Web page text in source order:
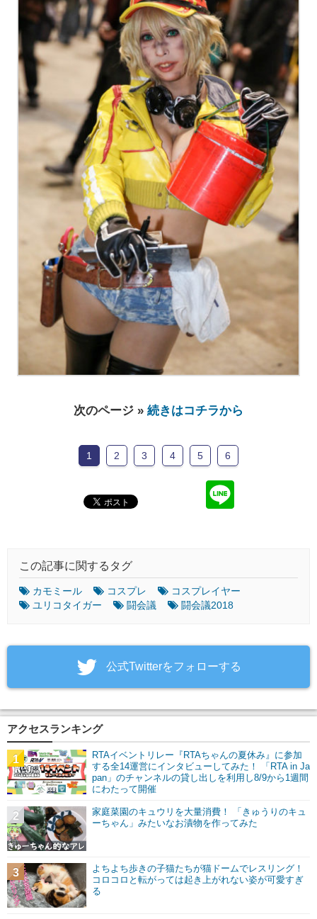
次のページ » 続きはコチラから
1 2 3 4 5 6
この記事に関するタグ
カモミール コスプレ
コスプレイヤー
ユリコタイガー
闘会議 闘会議2018
‎公式Twitterをフォローする
アクセスランキング
RTAイベントリレー『RTAちゃんの夏休み』に参加
する全14運営にインタビューしてみた！ 「RTA in Ja
pan」のチャンネルの貸し出しを利用し8/9から1週間
にわたって開催
1
家庭菜園のキュウリを大量消費！ 「きゅうりのキュ
ーちゃん」みたいなお漬物を作ってみた
2
よちよち歩きの子猫たちが猫ドームでレスリング！
コロコロと転がっては起き上がれない姿が可愛すぎ
る
3